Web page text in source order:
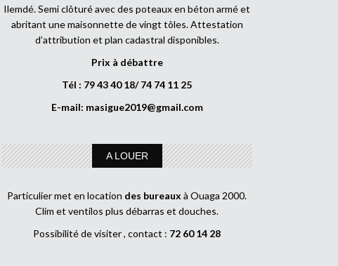
Ilemdé. Semi clôturé avec des poteaux en béton armé et
abritant une maisonnette de vingt tôles. Attestation
d’attribution et plan cadastral disponibles.
Prix à débattre
Tél : 79 43 40 18/ 74 74 11 25
E-mail: masigue2019@gmail.com
A LOUER
Particulier met en location des bureaux à Ouaga 2000.
Clim et ventilos plus débarras et douches.
Possibilité de visiter , contact : 72 60 14 28